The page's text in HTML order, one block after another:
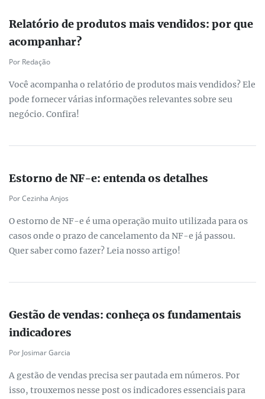
Relatório de produtos mais vendidos: por que
acompanhar?
Por Redação
Você acompanha o relatório de produtos mais vendidos? Ele
pode fornecer várias informações relevantes sobre seu
negócio. Confira!
Estorno de NF-e: entenda os detalhes
Por Cezinha Anjos
O estorno de NF-e é uma operação muito utilizada para os
casos onde o prazo de cancelamento da NF-e já passou.
Quer saber como fazer? Leia nosso artigo!
Gestão de vendas: conheça os fundamentais
indicadores
Por Josimar Garcia
A gestão de vendas precisa ser pautada em números. Por
isso, trouxemos nesse post os indicadores essenciais para